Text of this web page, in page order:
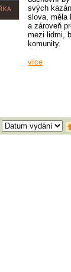
svých
slova, měla
a zároveň
mezi lidmi,
komunity.
více